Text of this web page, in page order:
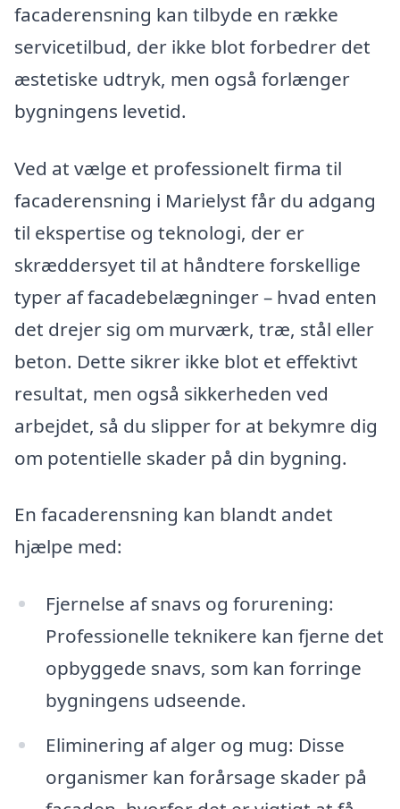
facaderensning kan tilbyde en række
servicetilbud, der ikke blot forbedrer det
æstetiske udtryk, men også forlænger
bygningens levetid.
Ved at vælge et professionelt firma til
facaderensning i Marielyst får du adgang
til ekspertise og teknologi, der er
skræddersyet til at håndtere forskellige
typer af facadebelægninger – hvad enten
det drejer sig om murværk, træ, stål eller
beton. Dette sikrer ikke blot et effektivt
resultat, men også sikkerheden ved
arbejdet, så du slipper for at bekymre dig
om potentielle skader på din bygning.
En facaderensning kan blandt andet
hjælpe med:
Fjernelse af snavs og forurening:
Professionelle teknikere kan fjerne det
opbyggede snavs, som kan forringe
bygningens udseende.
Eliminering af alger og mug: Disse
organismer kan forårsage skader på